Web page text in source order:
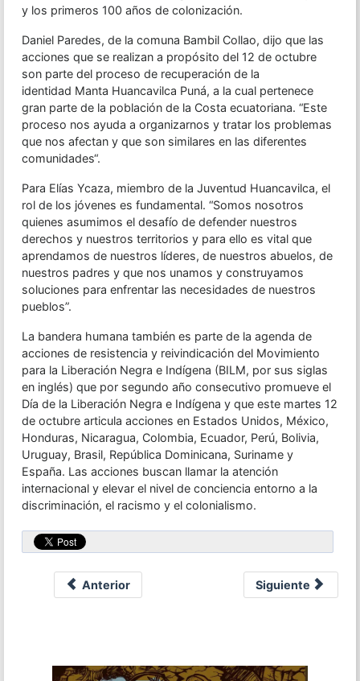
y los primeros 100 años de colonización.
Daniel Paredes, de la comuna Bambil Collao, dijo que las
acciones que se realizan a propósito del 12 de octubre
son parte del proceso de recuperación de la
identidad Manta Huancavilca Puná, a la cual pertenece
gran parte de la población de la Costa ecuatoriana. “Este
proceso nos ayuda a organizarnos y tratar los problemas
que nos afectan y que son similares en las diferentes
comunidades“.
Para Elías Ycaza, miembro de la Juventud Huancavilca, el
rol de los jóvenes es fundamental. “Somos nosotros
quienes asumimos el desafío de defender nuestros
derechos y nuestros territorios y para ello es vital que
aprendamos de nuestros líderes, de nuestros abuelos, de
nuestros padres y que nos unamos y construyamos
soluciones para enfrentar las necesidades de nuestros
pueblos”.
La bandera humana también es parte de la agenda de
acciones de resistencia y reivindicación del Movimiento
para la Liberación Negra e Indígena (BILM, por sus siglas
en inglés) que por segundo año consecutivo promueve el
Día de la Liberación Negra e Indígena y que este martes 12
de octubre articula acciones en Estados Unidos, México,
Honduras, Nicaragua, Colombia, Ecuador, Perú, Bolivia,
Uruguay, Brasil, República Dominicana, Suriname y
España. Las acciones buscan llamar la atención
internacional y elevar el nivel de conciencia entorno a la
discriminación, el racismo y el colonialismo.
Anterior Siguiente